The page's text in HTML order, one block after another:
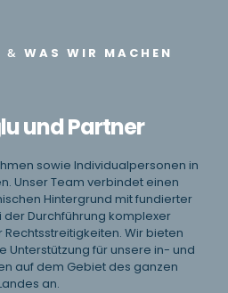
& WAS WIR MACHEN
und Partner
sowie Individualpersonen in
Unser Team verbindet einen
Hintergrund mit fundierter
Durchführung komplexer
Wir bieten
Unterstützung für unsere in- und
auf dem Gebiet des ganzen
an.